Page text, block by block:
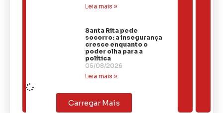
Leia mais »
Santa Rita pede
socorro: a insegurança
cresce enquanto o
poder olha para a
política
05/08/2026
Leia mais »
Carregar Mais